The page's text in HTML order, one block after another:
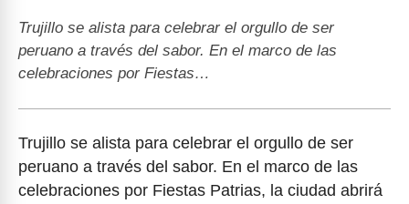
Trujillo se alista para celebrar el orgullo de ser
peruano a través del sabor. En el marco de las
celebraciones por Fiestas…
Trujillo se alista para celebrar el orgullo de ser
peruano a través del sabor. En el marco de las
celebraciones por Fiestas Patrias, la ciudad abrirá